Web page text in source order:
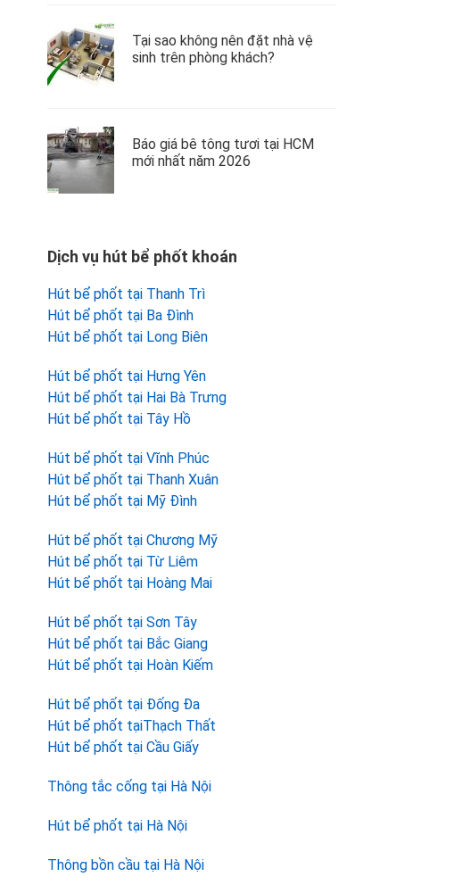
Tại sao không nên đặt nhà vệ
sinh trên phòng khách?
Báo giá bê tông tươi tại HCM
mới nhất năm 2026
Dịch vụ hút bể phốt khoán
Hút bể phốt tại Thanh Trì
Hút bể phốt tại Ba Đình
Hút bể phốt tại Long Biên
Hút bể phốt tại Hưng Yên
Hút bể phốt tại Hai Bà Trưng
Hút bể phốt tại Tây Hồ
Hút bể phốt tại Vĩnh Phúc
Hút bể phốt tại Thanh Xuân
Hút bể phốt tại Mỹ Đình
Hút bể phốt tại Chương Mỹ
Hút bể phốt tại Từ Liêm
Hút bể phốt tại Hoàng Mai
Hút bể phốt tại Sơn Tây
Hút bể phốt tại Bắc Giang
Hút bể phốt tại Hoàn Kiếm
Hút bể phốt tại Đống Đa
Hút bể phốt tạiThạch Thất
Hút bể phốt tại Cầu Giấy
Thông tắc cống tại Hà Nội
Hút bể phốt tại Hà Nội
Thông bồn cầu tại Hà Nội